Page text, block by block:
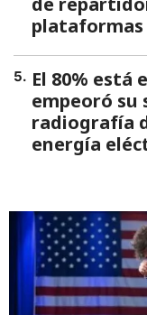
plataformas
5. El 80% está
empeoró su
radiografía
energía